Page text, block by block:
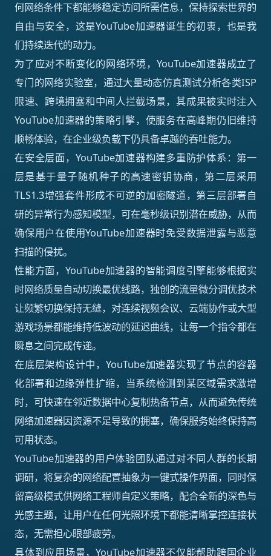
何网络条件下都能够稳定访问所需信息，保持探索世界的
自由与安全，这是YouTube加速器诞生的初衷，也是我
们持续迭代的动力。
为了应对不断变化的网络环境，YouTube加速器成立了
专门的网络实验室，通过大量动态仿真测试分析各类ISP
限速、跨境拥塞和中间人拦截场景，其成果被实时注入
YouTube加速器的策略引擎，使服务在高峰期仍旧维持
顺畅体验，在企业级负载下仍具备卓越的吞吐能力。
在安全层面，YouTube加速器构建多重防护体系：第一
层是基于量子随机种子的高速密钥协商，第二层采用
TLS1.3增强套件形成不可逆的加密隧道，第三层部署自
研的异常行为感知模型，可在毫秒级识别潜在威胁，从而
确保用户在使用YouTube加速器时免受数据泄露与恶意
扫描的侵扰。
性能方面，YouTube加速器的智能调度引擎能够根据实
时网络质量自动切换最优线路，独创的流量微分调优技术
让频繁切换保持无缝，对连续视频会议、云端协作或大型
游戏场景都能维持低波动的延迟曲线，让每一个指令都在
瞬息之间完成传递。
在底层架构设计中，YouTube加速器实现了节点的容器
化部署和边缘弹性扩缩，当系统检测到某区域需求激增
时，可快速在邻近数据中心复制热备节点，从而避免传统
网络加速器因资源不足导致的拥塞，确保服务始终保持高
可用状态。
YouTube加速器的用户体验团队通过对不同人群的长期
调研，将复杂的网络配置抽象为一键式操作界面，同时保
留高级模式供网络工程师自定义策略，配合全新的深色与
光感主题，让用户在任何光照环境下都能清晰掌控连接状
态，无需担心眼部疲劳。
具体到应用场景，YouTube加速器不仅能帮助跨国企业